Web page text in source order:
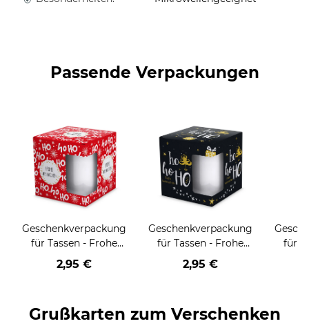
Passende Verpackungen
Geschenkverpackung
für Tassen - Frohe
Weihnachten - HO
HO HO - rot
2,95 €
Geschenkverpackung
für Tassen - Frohe
Weihnachten - HO
HO HO - schwarz
2,95 €
für
Grußkarten zum Verschenken